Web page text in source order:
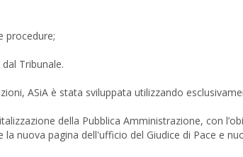
procedure;
Tribunale.
ASiA è stata sviluppata utilizzando
della Pubblica Amministrazione, con
nuova pagina dell'ufficio del Giudice di Pace e